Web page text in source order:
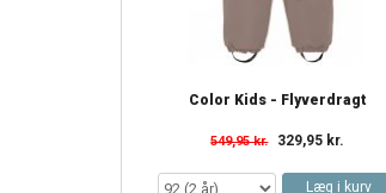
Color Kids - Flyverdragt
549,95 kr. 329,95 kr.
Læg i kurv